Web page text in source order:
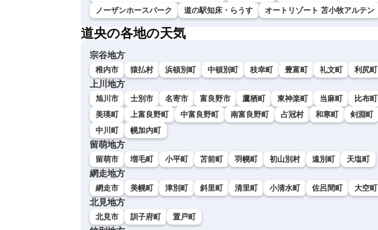
ノーザンホースパーク
道の駅知床・らうす オートリゾート 苫小牧アルテン
道央の各地の天気
宗谷地方
稚内市 猿払村 浜頓別町 中頓別町 枝幸町 豊富町 礼文町 利尻町
上川地方
旭川市 士別市 名寄市 富良野市 鷹栖町 東神楽町 当麻町 比布町
美瑛町
上富良野町 中富良野町 南富良野町 占冠村 和寒町 剣淵町
中川町
幌加内町
留萌地方
留萌市 増毛町 小平町 苫前町 羽幌町 初山別村 遠別町 天塩町
網走地方
網走市 美幌町 津別町 斜里町 清里町 小清水町 佐呂間町 大空町
北見地方
北見市 訓子府町 置戸町